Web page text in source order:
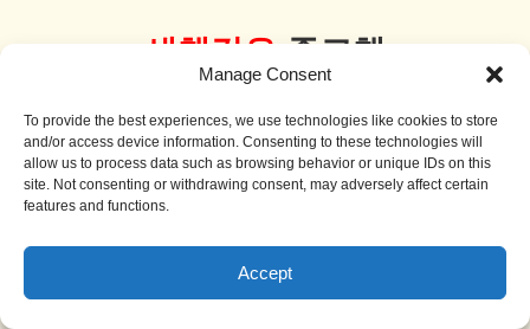
Manage Consent
To provide the best experiences, we use technologies like cookies to store
and/or access device information. Consenting to these technologies will
allow us to process data such as browsing behavior or unique IDs on this
site. Not consenting or withdrawing consent, may adversely affect certain
features and functions.
Accept
새책같은 중고책
더 보기
Sale!